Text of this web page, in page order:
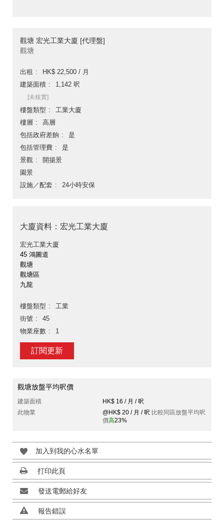
觀塘 宏光工業大廈 [代理盤]
觀塘
出租
HK$ 22,500 / 月
建築面積
1,142 呎
[未核實]
樓盤類型
工業大廈
樓層
高層
包括政府差餉
是
包括管理費
是
景觀
開揚景
園景
設施／配套
24小時安保
大廈資料：宏光工業大廈
宏光工業大廈
45 鴻圖道
觀塘
觀塘區
九龍
樓盤類型
工業
街號
45
物業座數
1
訂閱更新
觀塘放盤平均呎價
建築面積
HK$ 16 / 月 / 呎
此物業
@HK$ 20 / 月 / 呎 比較同區放盤平均呎
價高23%
加入到我的心水名單
打印此頁
發送電郵給好友
報告錯誤